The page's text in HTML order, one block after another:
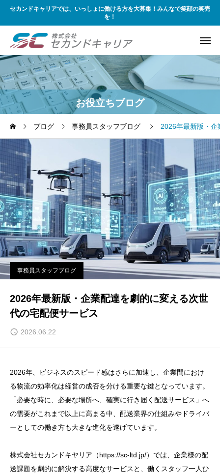
セカンドキャリアでは、いっしょに働ける方を大募集！みんなで笑顔の笑売
を！
お役立ちブログ
ブログ 事務員スタッフブログ 2026年最新版・
事務員スタッフブログ
2026年最新版・企業配達を劇的に変える次世
代の宅配便サービス
2026.06.22
2026年、ビジネスのスピード感はさらに加速し、企業間におけ
る物流の効率化は経営の成否を分ける重要な鍵となっています。
「必要な時に、必要な場所へ、確実に行き届く配送サービス」へ
の需要がこれまで以上に高まる中、配送業界の仕組みやドライバ
ーとしての働き方も大きな進化を遂げています。
株式会社セカンドキヤリア（https://sc-ltd.jp/）では、企業様の配
送課題を劇的に解決する高度なサービスと、働くスタッフ一人ひ